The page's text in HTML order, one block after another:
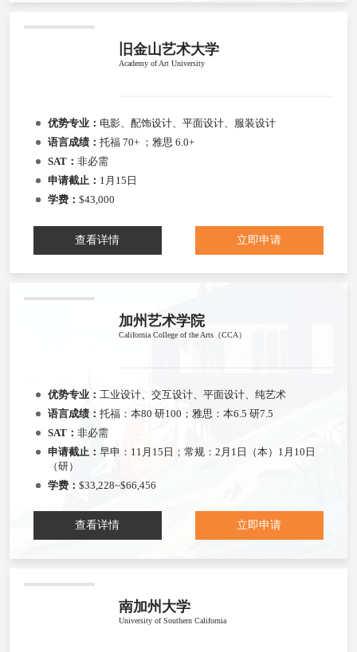
旧金山艺术大学
Academy of Art University
优势专业： 电影、配饰设计、平面设计、服装设计
语言成绩： 托福 70+ ；雅思 6.0+
SAT： 非必需
申请截止： 1月15日
学费： $43,000
查看详情 立即申请
加州艺术学院
California College of the Arts（CCA）
优势专业： 工业设计、交互设计、平面设计、纯艺术
语言成绩： 托福：本80 研100；雅思：本6.5 研7.5
SAT： 非必需
申请截止： 早申：11月15日；常规：2月1日（本）1月10日
（研）
学费： $33,228~$66,456
查看详情 立即申请
南加州大学
University of Southern California